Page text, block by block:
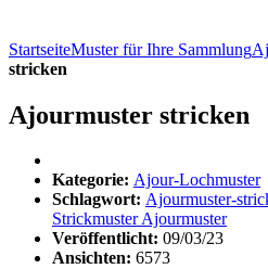
StartseiteMuster für Ihre Sammlung
stricken
Ajourmuster stricken
Kategorie: Ajour-Lochmuster
Schlagwort: Ajourmuster-
Strickmuster Ajourmuster
Veröffentlicht: 09/03/23
Ansichten: 6573